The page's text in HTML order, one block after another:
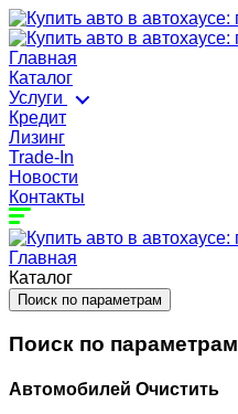
Главная
Каталог
Услуги
Кредит
Лизинг
Trade-In
Новости
Контакты
Главная
Каталог
Поиск по параметрам
Поиск по параметрам
Автомобилей Очистить